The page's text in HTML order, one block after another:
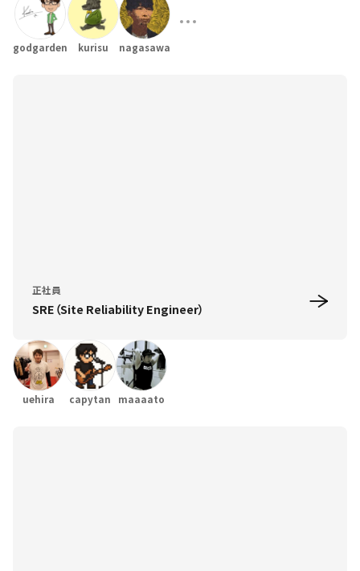
godgarden kurisu nagasawa
正社員
SRE（Site Reliability Engineer）
uehira capytan maaaato